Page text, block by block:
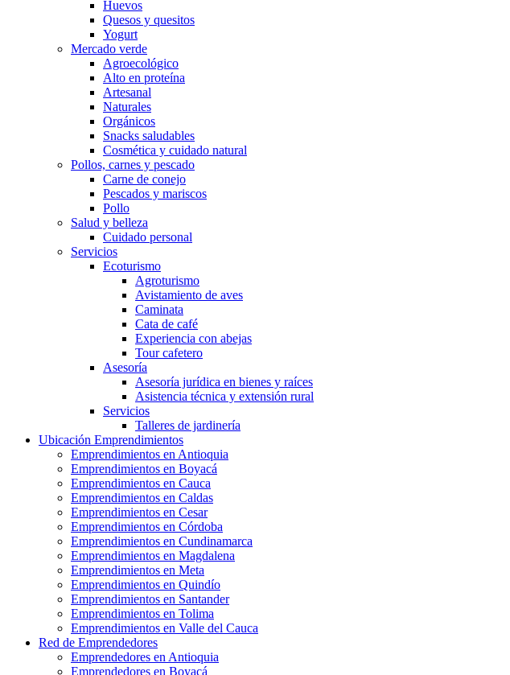
Huevos
Quesos y quesitos
Yogurt
Mercado verde
Agroecológico
Alto en proteína
Artesanal
Naturales
Orgánicos
Snacks saludables
Cosmética y cuidado natural
Pollos, carnes y pescado
Carne de conejo
Pescados y mariscos
Pollo
Salud y belleza
Cuidado personal
Servicios
Ecoturismo
Agroturismo
Avistamiento de aves
Caminata
Cata de café
Experiencia con abejas
Tour cafetero
Asesoría
Asesoría jurídica en bienes y raíces
Asistencia técnica y extensión rural
Servicios
Talleres de jardinería
Ubicación Emprendimientos
Emprendimientos en Antioquia
Emprendimientos en Boyacá
Emprendimientos en Cauca
Emprendimientos en Caldas
Emprendimientos en Cesar
Emprendimientos en Córdoba
Emprendimientos en Cundinamarca
Emprendimientos en Magdalena
Emprendimientos en Meta
Emprendimientos en Quindío
Emprendimientos en Santander
Emprendimientos en Tolima
Emprendimientos en Valle del Cauca
Red de Emprendedores
Emprendedores en Antioquia
Emprendedores en Boyacá